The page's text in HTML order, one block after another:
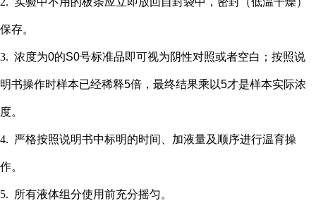
保存。
3. 浓度为0的S0号标准品即可视为阴性对照或者空白；按照说
明书操作时样本已经稀释5倍，最终结果乘以5才是样本实际浓
度。
4. 严格按照说明书中标明的时间、加液量及顺序进行温育操
作。
5. 所有液体组分使用前充分摇匀。